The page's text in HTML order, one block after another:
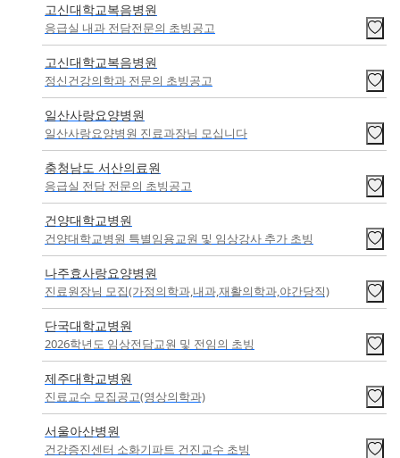
고신대학교복음병원
응급실 내과 전담전문의 초빙공고
고신대학교복음병원
정신건강의학과 전문의 초빙공고
일산사랑요양병원
일산사랑요양병원 진료과장님 모십니다
충청남도 서산의료원
응급실 전담 전문의 초빙공고
건양대학교병원
건양대학교병원 특별임용교원 및 임상강사 추가 초빙
나주효사랑요양병원
진료원장님 모집(가정의학과,내과,재활의학과,야간당직)
단국대학교병원
2026학년도 임상전담교원 및 전임의 초빙
제주대학교병원
진료교수 모집공고(영상의학과)
서울아산병원
건강증진센터 소화기파트 건진교수 초빙